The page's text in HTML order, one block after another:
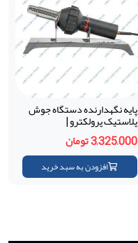
پایه نگهدارنده دستگاه جوش
پلاستیک پرولکترو |
Prolektro (ترکیه)
3,325,000 تومان
افزودن به سبد خرید